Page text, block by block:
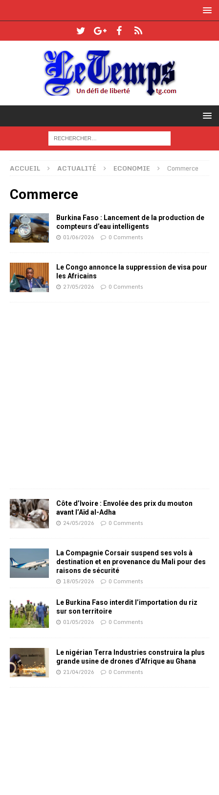
ACCUEIL ACTUALITÉ ECONOMIE Commerce
Commerce
Burkina Faso : Lancement de la production de
compteurs d’eau intelligents
01/06/2026 0 Comments
Le Congo annonce la suppression de visa pour
les Africains
27/05/2026 0 Comments
Côte d’Ivoire : Envolée des prix du mouton
avant l’Aïd al-Adha
24/05/2026 0 Comments
La Compagnie Corsair suspend ses vols à
destination et en provenance du Mali pour des
raisons de sécurité
18/05/2026 0 Comments
Le Burkina Faso interdit l’importation du riz
sur son territoire
01/05/2026 0 Comments
Le nigérian Terra Industries construira la plus
grande usine de drones d’Afrique au Ghana
21/04/2026 0 Comments